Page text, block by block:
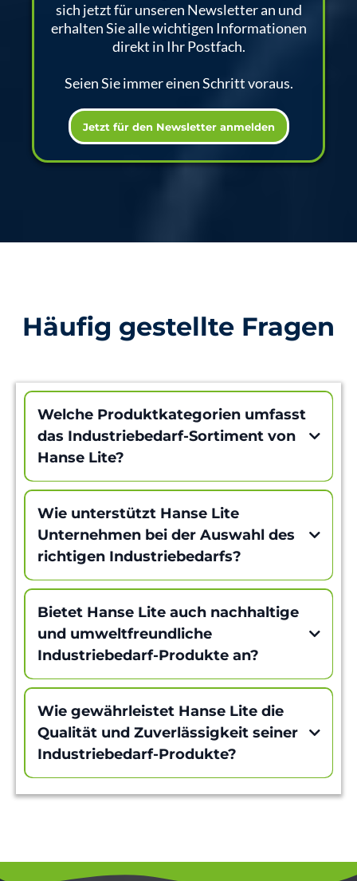
sich jetzt für unseren Newsletter an und
erhalten Sie alle wichtigen Informationen
direkt in Ihr Postfach.
Seien Sie immer einen Schritt voraus.
Jetzt für den Newsletter anmelden
Häufig gestellte Fragen
Welche Produktkategorien umfasst
das Industriebedarf-Sortiment von
Hanse Lite?
Wie unterstützt Hanse Lite
Unternehmen bei der Auswahl des
richtigen Industriebedarfs?
Bietet Hanse Lite auch nachhaltige
und umweltfreundliche
Industriebedarf-Produkte an?
Wie gewährleistet Hanse Lite die
Qualität und Zuverlässigkeit seiner
Industriebedarf-Produkte?